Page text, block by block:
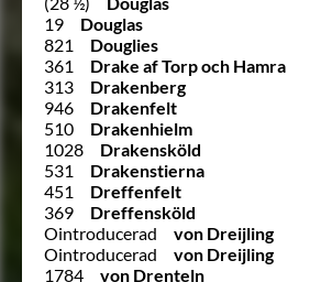
19
Douglas
821
Douglies
361
Drake af Torp och Hamra
313
Drakenberg
946
Drakenfelt
510
Drakenhielm
1028
Drakensköld
531
Drakenstierna
451
Dreffenfelt
369
Dreffensköld
Ointroducerad
von Dreijling
Ointroducerad
von Dreijling
1784
von Drenteln